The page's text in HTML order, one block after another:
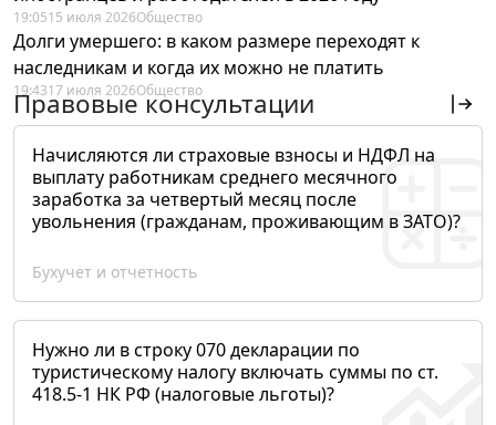
19:0515 июля 2026Общество
Долги умершего: в каком размере переходят к
наследникам и когда их можно не платить
19:4317 июля 2026Общество
Правовые консультации
Начисляются ли страховые взносы и НДФЛ на
выплату работникам среднего месячного
заработка за четвертый месяц после
увольнения (гражданам, проживающим в ЗАТО)?
Бухучет и отчетность
Нужно ли в строку 070 декларации по
туристическому налогу включать суммы по ст.
418.5-1 НК РФ (налоговые льготы)?